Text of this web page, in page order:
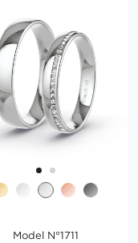
Model N°1711